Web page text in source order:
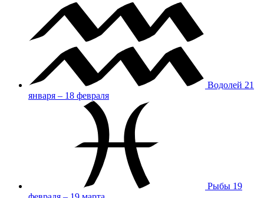
Водолей 21
января – 18 февраля
Рыбы 19